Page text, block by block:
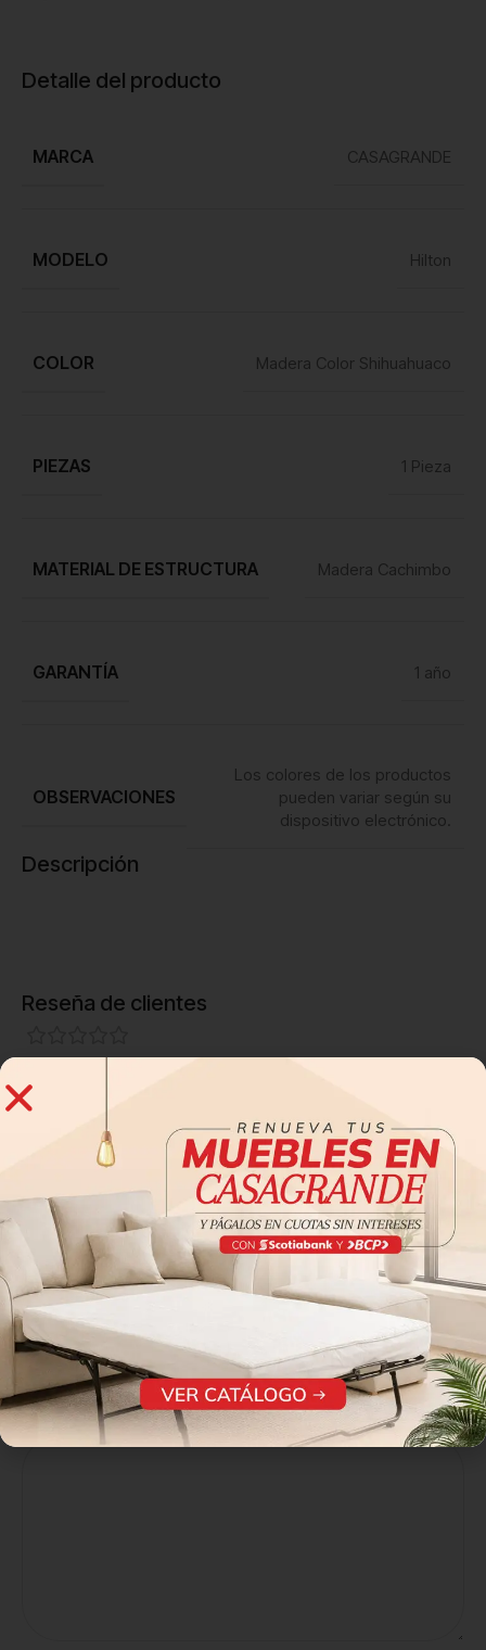
Detalle del producto
MARCA CASAGRANDE
MODELO Hilton
COLOR Madera Color Shihuahuaco
PIEZAS 1 Pieza
MATERIAL DE ESTRUCTURA Madera Cachimbo
GARANTÍA 1 año
OBSERVACIONES
Los colores de los productos
pueden variar según su
dispositivo electrónico.
Descripción
Reseña de clientes
0
Sé el primero en valorar “Aparador Hilton CSH”
Tu dirección de correo electrónico no será publicada.
campos obligatorios están marcados con
Tu puntuación*
Tu valoración*